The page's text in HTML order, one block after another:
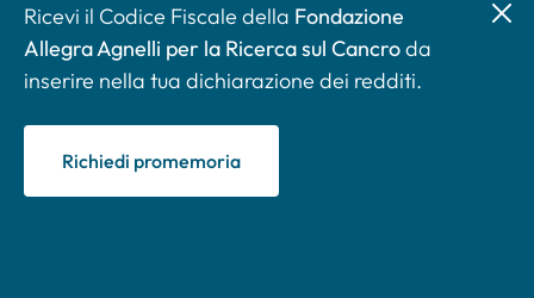
Ricevi il Codice Fiscale della Fondazione
Allegra Agnelli per la Ricerca sul Cancroda
inserire nella tua dichiarazione dei redditi.
Richiedi promemoria